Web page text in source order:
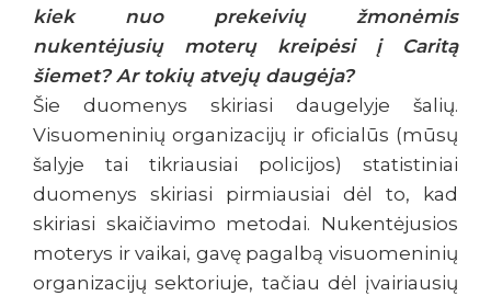
kiek nuo prekeivių žmonėmis
nukentėjusių moterų kreipėsi į Caritą
šiemet? Ar tokių atvejų daugėja?
Šie duomenys skiriasi daugelyje šalių.
Visuomeninių organizacijų ir oficialūs (mūsų
šalyje tai tikriausiai policijos) statistiniai
duomenys skiriasi pirmiausiai dėl to, kad
skiriasi skaičiavimo metodai. Nukentėjusios
moterys ir vaikai, gavę pagalbą visuomeninių
organizacijų sektoriuje, tačiau dėl įvairiausių